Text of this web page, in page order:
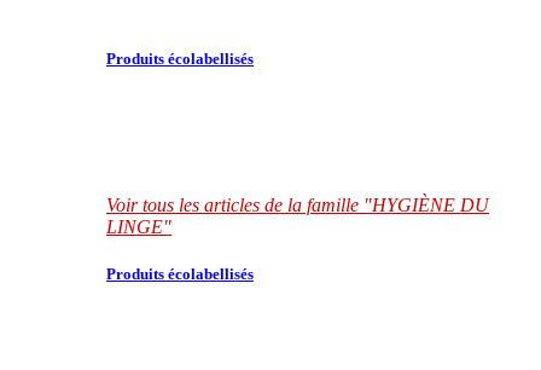
Produits écolabellisés
Voir tous les articles de la famille "HYGIÈNE DU
LINGE"
Produits écolabellisés